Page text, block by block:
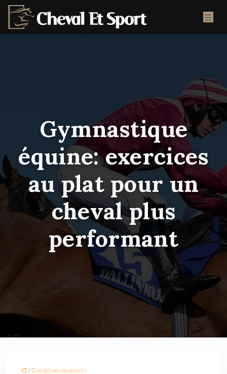
Gymnastique
équine: exercices
au plat pour un
cheval plus
performant
/ Disciplines équestres